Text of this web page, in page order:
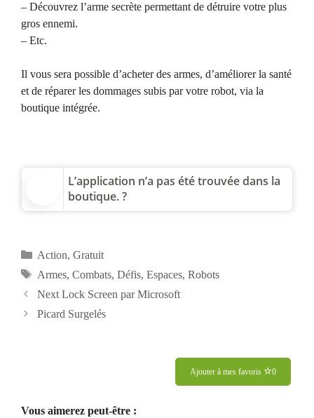
– Découvrez l’arme secrète permettant de détruire votre plus
gros ennemi.
– Etc.
Il vous sera possible d’acheter des armes, d’améliorer la santé
et de réparer les dommages subis par votre robot, via la
boutique intégrée.
L’application n’a pas été trouvée dans la
boutique. ?
Catégories
Action, Gratuit
Étiquettes
Armes, Combats, Défis, Espaces, Robots
Next Lock Screen par Microsoft
Picard Surgelés
Ajouter à mes favoris 0
Vous aimerez peut-être :